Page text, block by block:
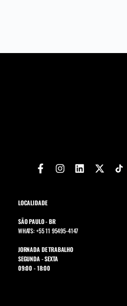
LOCALIDADE
SÃO PAULO - BR
WHATS: +55 11 95495-4147
JORNADA DE TRABALHO
SEGUNDA - SEXTA
09:00 - 18:00